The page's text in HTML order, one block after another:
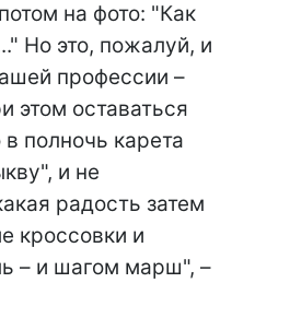
на фото: "Как
Но это, пожалуй, и
профессии –
этом оставаться
полночь карета
и не
радость затем
кроссовки и
– и шагом марш", –